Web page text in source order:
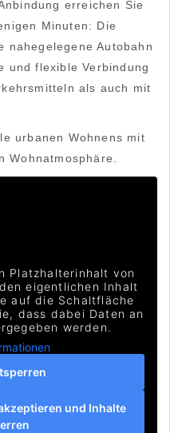
erreichen Sie
Minuten: Die
nahegelegene Autobahn
und flexible Verbindung
als auch mit
urbanen Wohnens mit
Wohnatmosphäre.
Platzhalterinhalt von
eigentlichen Inhalt
auf die Schaltfläche
dass dabei Daten an
werden.
und Inhalte